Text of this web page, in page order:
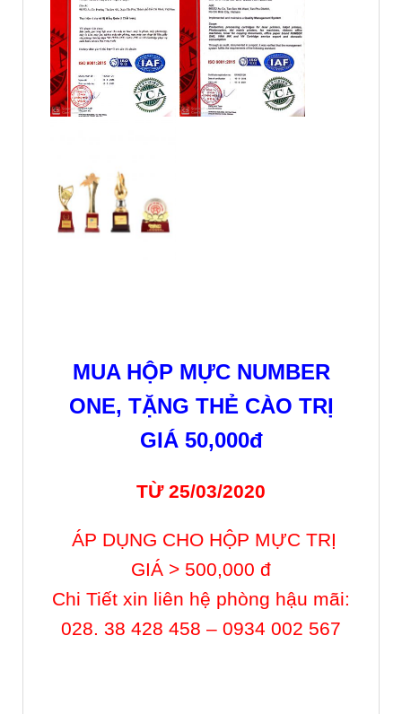
MUA HỘP MỰC NUMBER
ONE, TẶNG THẺ CÀO TRỊ
GIÁ 50,000đ
TỪ 25/03/2020
ÁP DỤNG CHO HỘP MỰC TRỊ
GIÁ > 500,000 đ
Chi Tiết xin liên hệ phòng hậu mãi:
028. 38 428 458 – 0934 002 567